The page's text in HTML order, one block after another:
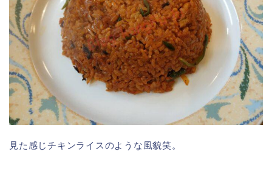
見た感じチキンライスのような風貌笑。